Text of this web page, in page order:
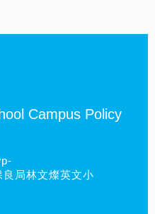
Campus Policy
局林文燦英文小